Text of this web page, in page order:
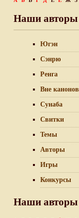
Наши авторы
Югэн
Сэнрю
Ренга
Вне канонов
Сунаба
Свитки
Темы
Авторы
Игры
Конкурсы
Наши авторы